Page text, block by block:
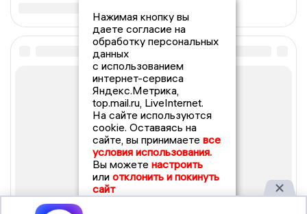
Нажимая кнопку вы
даете согласие на
обработку персональных
данных
с использованием
интернет-сервиса
Яндекс.Метрика,
top.mail.ru, LiveInternet.
На сайте используются
cookie. Оставаясь на
сайте, вы принимаете все
условия использования.
Вы можете настроить
или отклонить и покинуть
сайт